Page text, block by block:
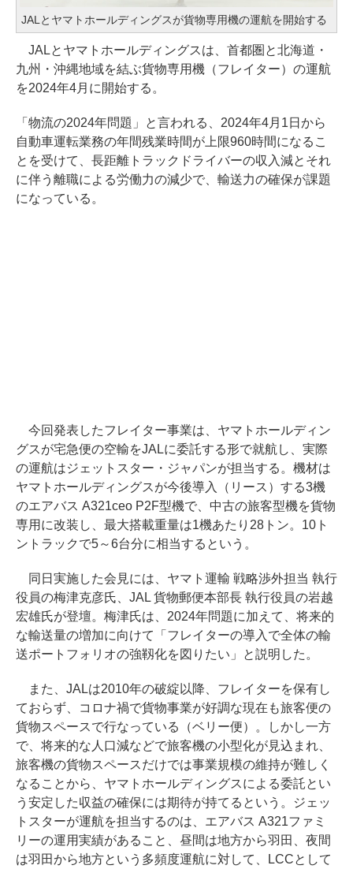
JALとヤマトホールディングスが貨物専用機の運航を開始する
JALとヤマトホールディングスは、首都圏と北海道・
九州・沖縄地域を結ぶ貨物専用機（フレイター）の運航
を2024年4月に開始する。
「物流の2024年問題」と言われる、2024年4月1日から
自動車運転業務の年間残業時間が上限960時間になるこ
とを受けて、長距離トラックドライバーの収入減とそれ
に伴う離職による労働力の減少で、輸送力の確保が課題
になっている。
今回発表したフレイター事業は、ヤマトホールディン
グスが宅急便の空輸をJALに委託する形で就航し、実際
の運航はジェットスター・ジャパンが担当する。機材は
ヤマトホールディングスが今後導入（リース）する3機
のエアバス A321ceo P2F型機で、中古の旅客型機を貨物
専用に改装し、最大搭載重量は1機あたり28トン。10ト
ントラックで5～6台分に相当するという。
同日実施した会見には、ヤマト運輸 戦略渉外担当 執行
役員の梅津克彦氏、JAL 貨物郵便本部長 執行役員の岩越
宏雄氏が登壇。梅津氏は、2024年問題に加えて、将来的
な輸送量の増加に向けて「フレイターの導入で全体の輸
送ポートフォリオの強靱化を図りたい」と説明した。
また、JALは2010年の破綻以降、フレイターを保有し
ておらず、コロナ禍で貨物事業が好調な現在も旅客便の
貨物スペースで行なっている（ベリー便）。しかし一方
で、将来的な人口減などで旅客機の小型化が見込まれ、
旅客機の貨物スペースだけでは事業規模の維持が難しく
なることから、ヤマトホールディングスによる委託とい
う安定した収益の確保には期待が持てるという。ジェッ
トスターが運航を担当するのは、エアバス A321ファミ
リーの運用実績があること、昼間は地方から羽田、夜間
は羽田から地方という多頻度運航に対して、LCCとして